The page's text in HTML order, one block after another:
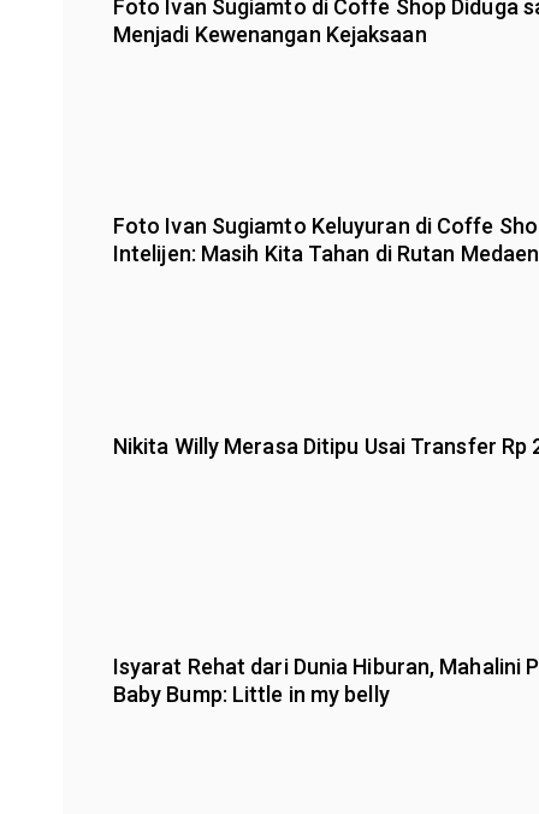
Foto Ivan Sugiamto di Coffe Shop Diduga
Menjadi Kewenangan Kejaksaan
Foto Ivan Sugiamto Keluyuran di Coffe
Intelijen: Masih Kita Tahan di Rutan
Nikita Willy Merasa Ditipu Usai Transfer Rp
Isyarat Rehat dari Dunia Hiburan, Mahalini
Baby Bump: Little in my belly